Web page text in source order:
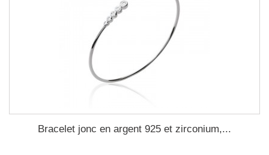
Bracelet jonc en argent 925 et zirconium,...